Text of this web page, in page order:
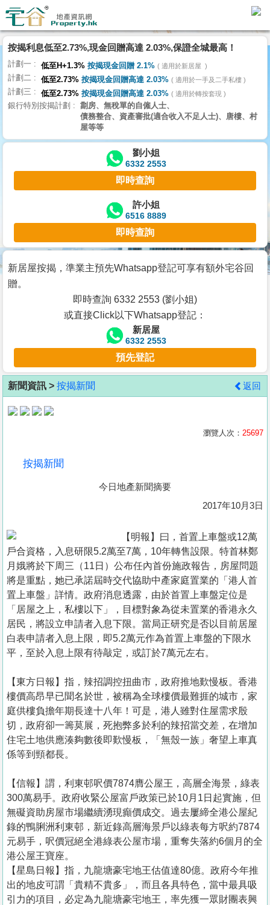
代
理
主
頁
搵
樓/
交
業
主
宅
谷
按
客
地
產
置
業
手
冊
關
於
我
們
按揭利息低至2.73%,現金回贈高達 2.03%,保證全城最高！
計劃一 低至H+1.3% 按揭現金回贈 2.1% 適用於新居屋
計劃二 低至2.73% 按揭現金回贈高達 2.03% 適用於一手及二手私樓
計劃三 低至2.73% 按揭現金回贈高達 2.03% 適用於轉按套現
銀行特別按揭計劃
劏房、無稅單的自僱人士、
債務整合、資產審批(適合收入不足人士)、唐樓、村
屋等等
劉小姐
6332 2553
即時查詢
許小姐
6516 8889
即時查詢
新居屋按揭，準業主預先Whatsapp登記可享有額外宅谷回
贈。
即時查詢 6332 2553 (劉小姐)
或直接Click以下Whatsapp登記：
新居屋
6332 2553
預先登記
新聞資訊 > 按揭新聞 返回
瀏覽人次： 25697
按揭新聞
今日地產新聞摘要
2017年10月3日
【明報】曰，首置上車盤或12萬
戶合資格，入息研限5.2萬至7萬，10年轉售設限。特首林鄭
月娥將於下周三（11日）公布任內首份施政報告，房屋問題
將是重點，她已承諾屆時交代協助中產家庭置業的「港人首
置上車盤」詳情。政府消息透露，由於首置上車盤定位是
「居屋之上，私樓以下」，目標對象為從未置業的香港永久
居民，將設立申請者入息下限。當局正研究是否以目前居屋
白表申請者入息上限，即5.2萬元作為首置上車盤的下限水
平，至於入息上限有待敲定，或訂於7萬元左右。
【東方日報】指，辣招調控扭曲市，政府推地歎慢板。香港
樓價高昂早已聞名於世，被稱為全球樓價最難捱的城市，家
庭供樓負擔年期長達十八年！可是，港人雖對住屋需求殷
切，政府卻一籌莫展，死抱弊多於利的辣招當交差，在增加
住宅土地供應湊夠數後即歎慢板，「無殼一族」奢望上車真
係等到頸都長。
【信報】謂，利東邨呎價7874膺公屋王，高層全海景，綠表
300萬易手。政府收緊公屋富戶政策已於10月1日起實施，但
無礙資助房屋市場繼續湧現癲價成交。過去屢締全港公屋紀
錄的鴨脷洲利東邨，新近錄高層海景戶以綠表每方呎約7874
元易手，呎價冠絕全港綠表公屋市場，重奪失落約6個月的全
港公屋王寶座。
【星島日報】指，九龍塘豪宅地王估值達80億。政府今年推
出的地皮可謂「貴精不貴多」，而且各具特色，當中最具吸
引力的項目，必定為九龍塘豪宅地王，率先獲一眾財團表興